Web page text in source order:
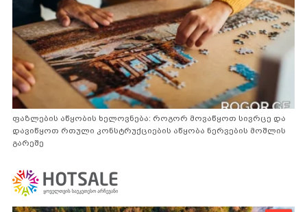
ფაზლების აწყობის ხელოვნება: როგორ მოვაწყოთ სივრცე და
დავიწყოთ რთული კონსტრუქციების აწყობა ნერვების მოშლის
გარეშე